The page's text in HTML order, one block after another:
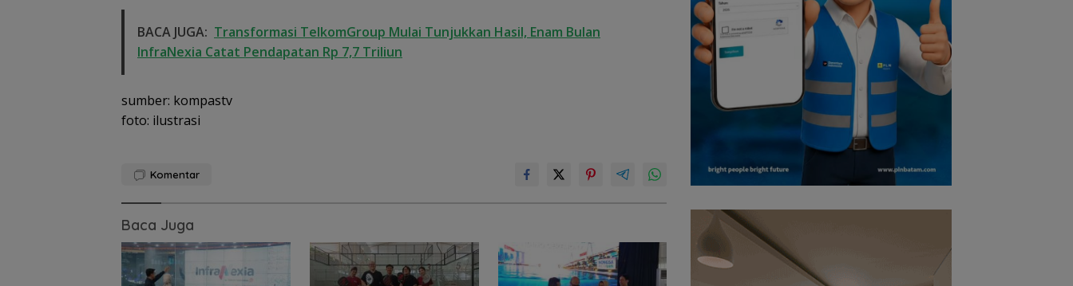
BACA JUGA: Transformasi TelkomGroup Mulai Tunjukkan Hasil, Enam Bulan
InfraNexia Catat Pendapatan Rp 7,7 Triliun
sumber: kompastv
foto: ilustrasi
Komentar
Baca Juga